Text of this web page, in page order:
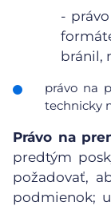
-
bránil,
právo na
technicky
Právo na
predtým
požadovať,
podmienok;